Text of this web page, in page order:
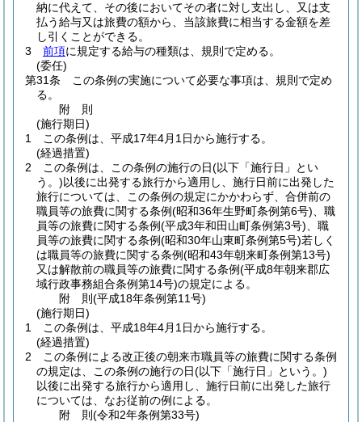
納に代えて、その後においてその者に対し支出し、又は支
払う給与又は旅費の額から、当該旅費に相当する金額を差
し引くことができる。
3
前項に規定する給与の種類は、規則で定める。
(委任)
第31条
この条例の実施について必要な事項は、規則で定め
る。
附 則
(施行期日)
1
この条例は、平成17年4月1日から施行する。
(経過措置)
2
この条例は、この条例の施行の日(以下「施行日」とい
う。)以後に出発する旅行から適用し、施行日前に出発した
旅行については、この条例の規定にかかわらず、合併前の
職員等の旅費に関する条例(昭和36年生野町条例第6号) 、職
員等の旅費に関する条例(平成3年和田山町条例第3号) 、職
員等の旅費に関する条例(昭和30年山東町条例第5号)若しく
は職員等の旅費に関する条例(昭和43年朝来町条例第13号)
又は解散前の職員等の旅費に関する条例(平成8年朝来郡広
域行政事務組合条例第14号)の規定による。
附 則(平成18年条例第11号)
(施行期日)
1
この条例は、平成18年4月1日から施行する。
(経過措置)
2
この条例による改正後の朝来市職員等の旅費に関する条例
の規定は、この条例の施行の日(以下「施行日」という。)
以後に出発する旅行から適用し、施行日前に出発した旅行
については、なお従前の例による。
附 則(令和2年条例第33号)